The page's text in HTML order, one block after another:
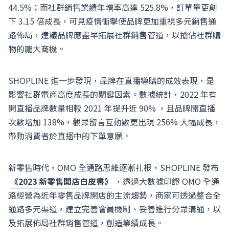
44.5%；而社群銷售業績年增率高達 525.8%，訂單量更創
下 3.15 倍成長，可見疫情衝擊使品牌更加重視多元銷售通
路佈局，建議品牌應盡早拓展社群銷售管道，以搶佔社群購
物的龐大商機。
SHOPLINE 進一步發現，品牌在直播導購的成效表現，是
影響社群電商高度成長的關鍵因素。數據統計，2022 年有
開直播品牌數量相較 2021 年提升近 90% ，且品牌開直播
次數增加 138%，觀眾留言互動數更出現 256% 大幅成長，
帶動消費者於直播中的下單意願。
新零售時代，OMO 全通路思維逐漸扎根，SHOPLINE 發布
《2023 新零售開店白皮書》
，透過大數據印證 OMO 全通
路經營為近年零售品牌開店的主流趨勢，商家可透過整合全
通路多元渠道，建立完善會員機制、妥善進行分眾溝通，以
及拓展佈局社群銷售管道，創造業績成長。